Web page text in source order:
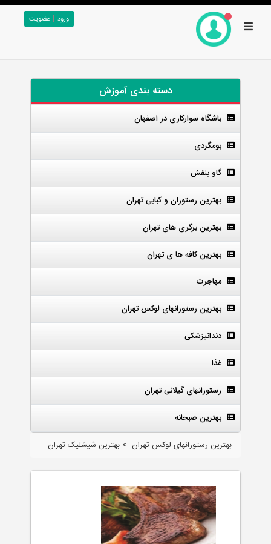
ورود | عضویت
دسته بندی آموزش
باشگاه سوارکاری در اصفهان
بومگردی
گاو بنفش
بهترین رستوران و کبابی تهران
بهترین برگری های تهران
بهترین کافه ها ی تهران
مهاجرت
بهترین رستورانهای لوکس تهران
دندانپزشکی
غذا
رستورانهای گیلانی تهران
بهترین صبحانه
بهترین رستورانهای لوکس تهران -> بهترین شیشلیک تهران